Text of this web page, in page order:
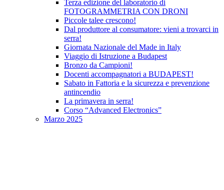
Terza edizione del laboratorio di
FOTOGRAMMETRIA CON DRONI
Piccole talee crescono!
Dal produttore al consumatore: vieni a trovarci in
serra!
Giornata Nazionale del Made in Italy
Viaggio di Istruzione a Budapest
Bronzo da Campioni!
Docenti accompagnatori a BUDAPEST!
Sabato in Fattoria e la sicurezza e prevenzione
antincendio
La primavera in serra!
Corso “Advanced Electronics”
Marzo 2025